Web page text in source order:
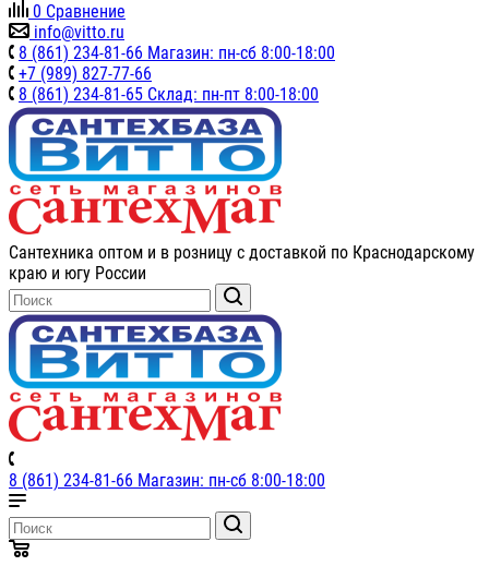
0 Сравнение
info@vitto.ru
8 (861) 234-81-66 Магазин: пн-сб 8:00-18:00
+7 (989) 827-77-66
8 (861) 234-81-65 Склад: пн-пт 8:00-18:00
Сантехника оптом и в розницу с доставкой по Краснодарскому
краю и югу России
8 (861) 234-81-66 Магазин: пн-сб 8:00-18:00